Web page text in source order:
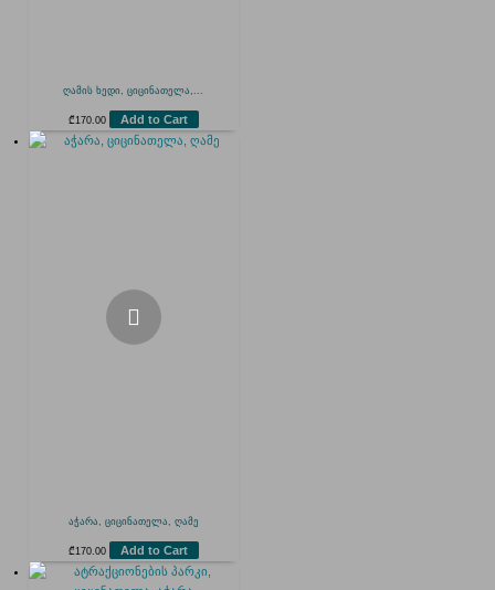
ღამის ხედი, ციცინათელა,...
₾ 170.00 Add to Cart
აჭარა, ციცინათელა, ღამე
₾ 170.00 Add to Cart